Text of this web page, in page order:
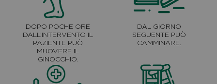
DOPO POCHE ORE
DALL’INTERVENTO IL
PAZIENTE PUÒ
MUOVERE IL
GINOCCHIO.
DAL GIORNO
SEGUENTE PUÒ
CAMMINARE.